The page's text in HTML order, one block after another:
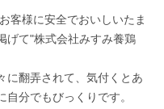
客様に安全でおいしいたま
げて"株式会社みすみ養鶏
に翻弄されて、気付くとあ
分でもびっくりです。